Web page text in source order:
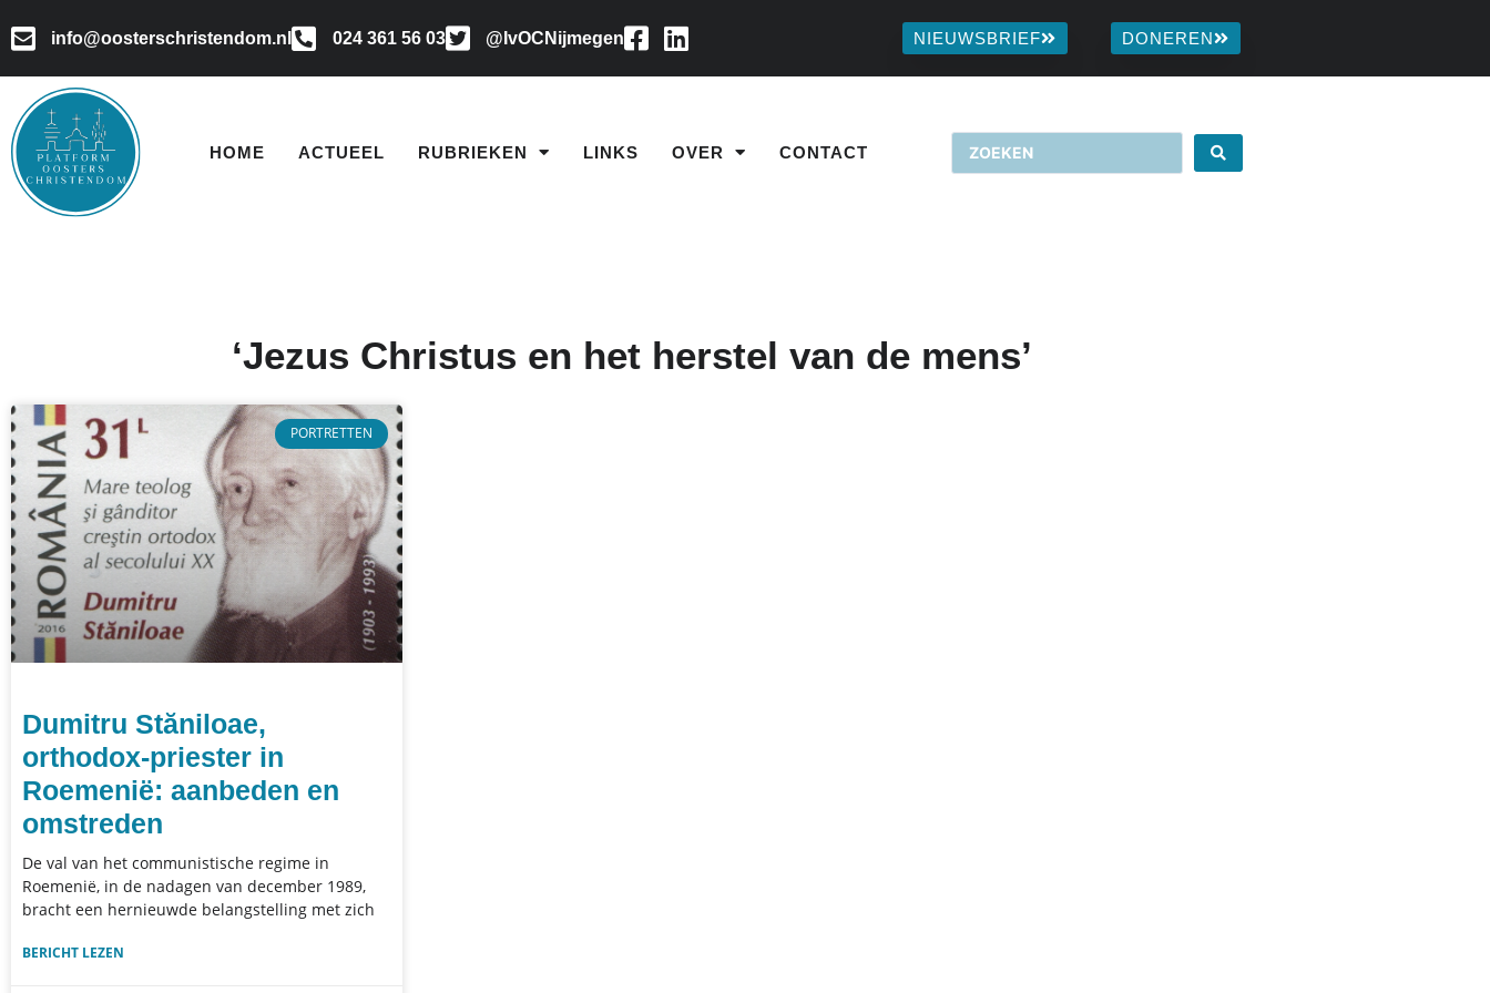
info@oosterschristendom.nl 024 361 56 03 @IvOCNijmegen NIEUWSBRIEF DONEREN
HOME ACTUEEL RUBRIEKEN LINKS OVER CONTACT
‘Jezus Christus en het herstel van de mens’
PORTRETTEN
Dumitru Stăniloae,
orthodox-priester in
Roemenië: aanbeden en
omstreden
De val van het communistische regime in
Roemenië, in de nadagen van december 1989,
bracht een hernieuwde belangstelling met zich
BERICHT LEZEN